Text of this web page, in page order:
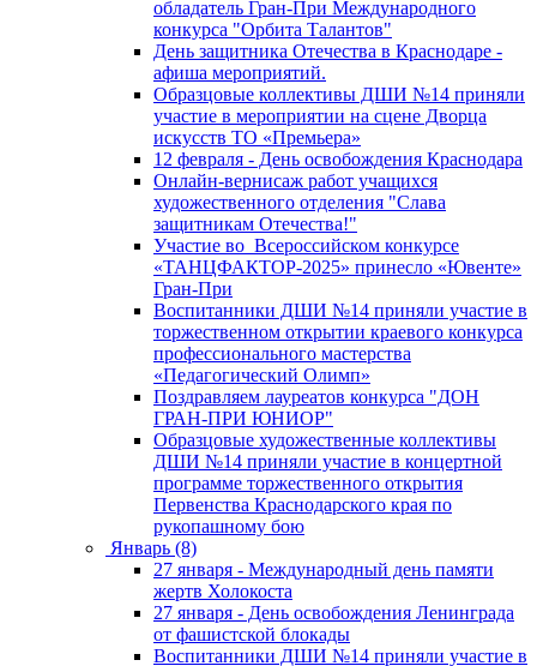
обладатель Гран-При Международного
конкурса "Орбита Талантов"
День защитника Отечества в Краснодаре -
афиша мероприятий.
Образцовые коллективы ДШИ №14 приняли
участие в мероприятии на сцене Дворца
искусств ТО «Премьера»
12 февраля - День освобождения Краснодара
Онлайн-вернисаж работ учащихся
художественного отделения "Слава
защитникам Отечества!"
Участие во Всероссийском конкурсе
«ТАНЦФАКТОР-2025» принесло «Ювенте»
Гран-При
Воспитанники ДШИ №14 приняли участие в
торжественном открытии краевого конкурса
профессионального мастерства
«Педагогический Олимп»
Поздравляем лауреатов конкурса "ДОН
ГРАН-ПРИ ЮНИОР"
Образцовые художественные коллективы
ДШИ №14 приняли участие в концертной
программе торжественного открытия
Первенства Краснодарского края по
рукопашному бою
Январь (8)
27 января - Международный день памяти
жертв Холокоста
27 января - День освобождения Ленинграда
от фашистской блокады
Воспитанники ДШИ №14 приняли участие в